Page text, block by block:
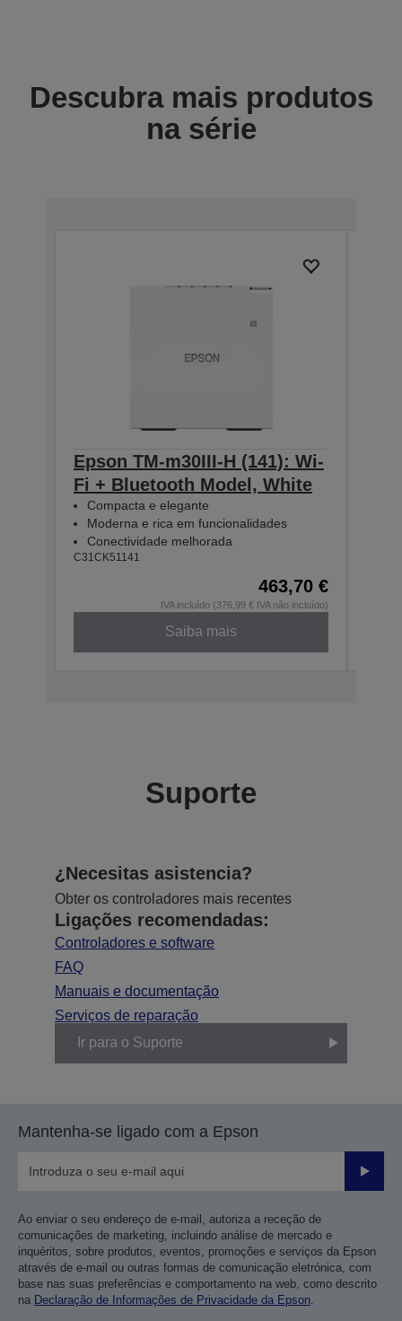
Descubra mais produtos
na série
Epson TM-m30III-H (141): Wi-
Fi + Bluetooth Model, White
Compacta e elegante
Moderna e rica em funcionalidades
Conectividade melhorada
C31CK51141
463,70 €
IVA incluído (376,99 € IVA não incluído)
Saiba mais
Suporte
¿Necesitas asistencia?
Obter os controladores mais recentes
Ligações recomendadas:
Controladores e software
FAQ
Manuais e documentação
Serviços de reparação
Ir para o Suporte
Mantenha-se ligado com a Epson
Enviar
Ao enviar o seu endereço de e-mail, autoriza a receção de
comunicações de marketing, incluindo análise de mercado e
inquéritos, sobre produtos, eventos, promoções e serviços da Epson
através de e-mail ou outras formas de comunicação eletrónica, com
base nas suas preferências e comportamento na web, como descrito
na Declaração de Informações de Privacidade da Epson